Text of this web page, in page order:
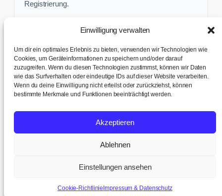
Einwilligung verwalten
Um dir ein optimales Erlebnis zu bieten, verwenden wir Technologien wie
Cookies, um Geräteinformationen zu speichern und/oder darauf
zuzugreifen. Wenn du diesen Technologien zustimmst, können wir Daten
wie das Surfverhalten oder eindeutige IDs auf dieser Website verarbeiten.
Wenn du deine Einwilligung nicht erteilst oder zurückziehst, können
bestimmte Merkmale und Funktionen beeinträchtigt werden.
Akzeptieren
Ablehnen
Einstellungen ansehen
Cookie-Richtlinie Impressum & Datenschutz
Registrierung.
Sichere dir exklusive Angebote und praktische
Baustellen-Tipps direkt in dein Postfach.
✉ Zur Anmeldung
Versand & Abholung |Cookie-Richtlinie